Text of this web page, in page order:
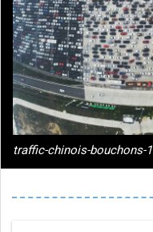
traffic-chinois-bouchons-1